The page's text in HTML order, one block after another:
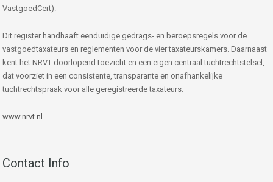
VastgoedCert).
Dit register handhaaft eenduidige gedrags- en beroepsregels voor de
vastgoedtaxateurs en reglementen voor de vier taxateurskamers. Daarnaast
kent het NRVT doorlopend toezicht en een eigen centraal tuchtrechtstelsel,
dat voorziet in een consistente, transparante en onafhankelijke
tuchtrechtspraak voor alle geregistreerde taxateurs.
www.nrvt.nl
Contact Info